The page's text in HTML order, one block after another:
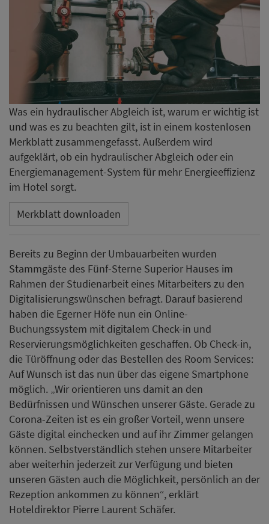
Was ein hydraulischer Abgleich ist, warum er wichtig ist
und was es zu beachten gilt, ist in einem kostenlosen
Merkblatt zusammengefasst. Außerdem wird
aufgeklärt, ob ein hydraulischer Abgleich oder ein
Energiemanagement-System für mehr Energieeffizienz
im Hotel sorgt.
Merkblatt downloaden
Bereits zu Beginn der Umbauarbeiten wurden
Stammgäste des Fünf-Sterne Superior Hauses im
Rahmen der Studienarbeit eines Mitarbeiters zu den
Digitalisierungswünschen befragt. Darauf basierend
haben die Egerner Höfe nun ein Online-
Buchungssystem mit digitalem Check-in und
Reservierungsmöglichkeiten geschaffen. Ob Check-in,
die Türöffnung oder das Bestellen des Room Services:
Auf Wunsch ist das nun über das eigene Smartphone
möglich. „Wir orientieren uns damit an den
Bedürfnissen und Wünschen unserer Gäste. Gerade zu
Corona-Zeiten ist es ein großer Vorteil, wenn unsere
Gäste digital einchecken und auf ihr Zimmer gelangen
können. Selbstverständlich stehen unsere Mitarbeiter
aber weiterhin jederzeit zur Verfügung und bieten
unseren Gästen auch die Möglichkeit, persönlich an der
Rezeption ankommen zu können“, erklärt
Hoteldirektor Pierre Laurent Schäfer.